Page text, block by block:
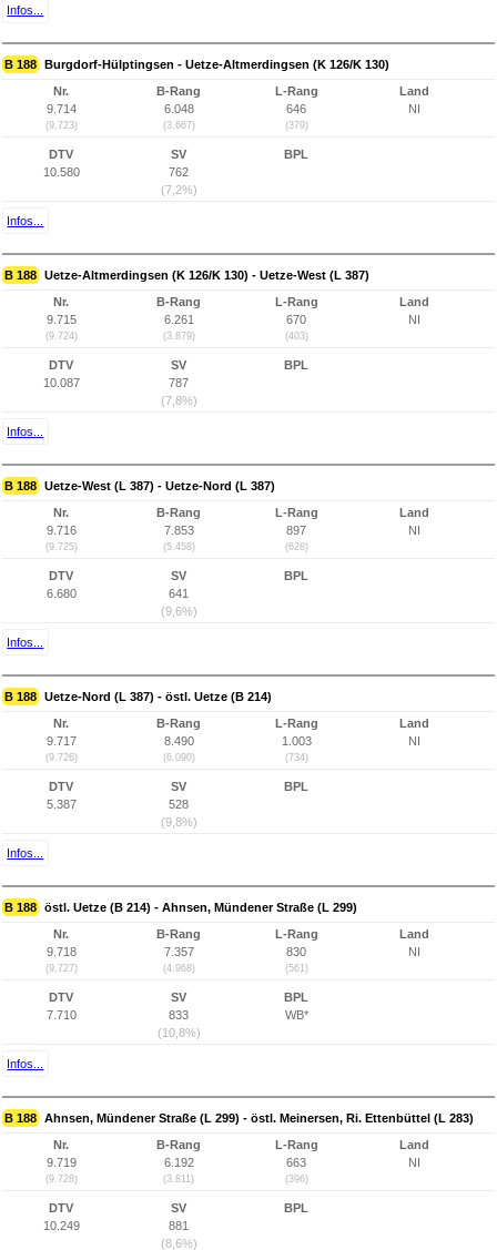
Infos...
B 188 Burgdorf-Hülptingsen - Uetze-Altmerdingsen (K 126/K 130)
Nr.
9.714
(9.723)
B-Rang
6.048
(3.667)
L-Rang
646
(379)
Land
NI
DTV
10.580
SV
762
(7,2%)
BPL
Infos...
B 188 Uetze-Altmerdingsen (K 126/K 130) - Uetze-West (L 387)
Nr.
9.715
(9.724)
B-Rang
6.261
(3.879)
L-Rang
670
(403)
Land
NI
DTV
10.087
SV
787
(7,8%)
BPL
Infos...
B 188 Uetze-West (L 387) - Uetze-Nord (L 387)
Nr.
9.716
(9.725)
B-Rang
7.853
(5.458)
L-Rang
897
(628)
Land
NI
DTV
6.680
SV
641
(9,6%)
BPL
Infos...
B 188 Uetze-Nord (L 387) - östl. Uetze (B 214)
Nr.
9.717
(9.726)
B-Rang
8.490
(6.090)
L-Rang
1.003
(734)
Land
NI
DTV
5.387
SV
528
(9,8%)
BPL
Infos...
B 188 östl. Uetze (B 214) - Ahnsen, Mündener Straße (L 299)
Nr.
9.718
(9.727)
B-Rang
7.357
(4.968)
L-Rang
830
(561)
Land
NI
DTV
7.710
SV
833
(10,8%)
BPL
WB*
Infos...
B 188 Ahnsen, Mündener Straße (L 299) - östl. Meinersen, Ri. Ettenbüttel (L 283)
Nr.
9.719
(9.728)
B-Rang
6.192
(3.811)
L-Rang
663
(396)
Land
NI
DTV
10.249
SV
881
(8,6%)
BPL